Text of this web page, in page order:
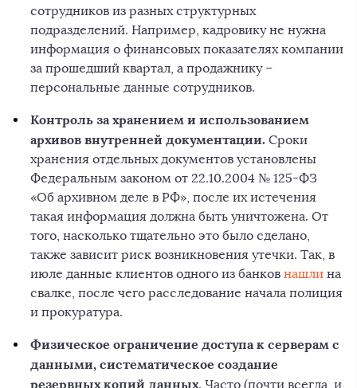
сотрудников из разных структурных
подразделений. Например, кадровику не нужна
информация о финансовых показателях компании
за прошедший квартал, а продажнику –
персональные данные сотрудников.
Контроль за хранением и использованием
архивов внутренней документации. Сроки
хранения отдельных документов установлены
Федеральным законом от 22.10.2004 № 125-ФЗ
«Об архивном деле в РФ», после их истечения
такая информация должна быть уничтожена. От
того, насколько тщательно это было сделано,
также зависит риск возникновения утечки. Так, в
июле данные клиентов одного из банков нашли на
свалке, после чего расследование начала полиция
и прокуратура.
Физическое ограничение доступа к серверам с
данными, систематическое создание
резервных копий данных. Часто (почти всегда, и